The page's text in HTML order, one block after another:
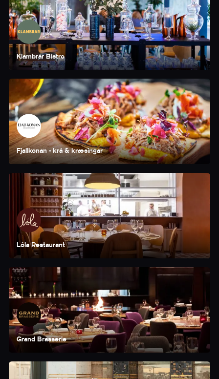
Klambrar Bistro
Fjallkonan - krá & kræsingar
Lóla Restaurant
Grand Brasserie